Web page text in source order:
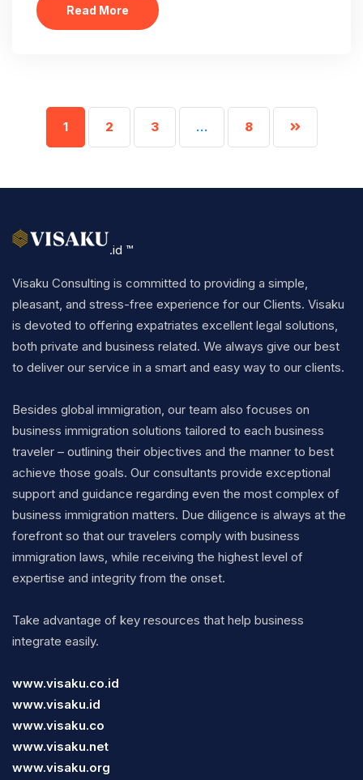
Read More
1 2 3 … 8
.id ™
Visaku Consulting is committed to providing a simple,
pleasant, and stress-free experience for our Clients. Visaku
is devoted to offering expatriates excellent legal solutions,
both private and business related. We always give our best
to deliver our service in a smart and easy way to our clients.
Besides global immigration, our team also focuses on
business immigration solutions tailored to each business
traveler – outlining their objectives and the manner to best
achieve those goals. Our consultants provide exceptional
support and guidance regarding even the most complex of
business immigration matters. Due diligence is always at the
forefront so that our travelers comply with business
immigration laws, while receiving the highest level of
expertise and integrity from the onset.
Take advantage of key resources that help business
integrate easily.
www.visaku.co.id
www.visaku.id
www.visaku.co
www.visaku.net
www.visaku.org